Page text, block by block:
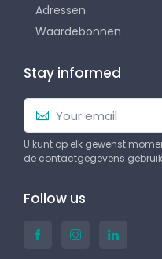
Adressen
Waardebonnen
Stay informed
U kunt op elk gewenst
de contactgegevens
Follow us